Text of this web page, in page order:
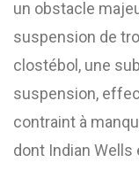
un obstacle
suspension de
clostébol, une
suspension,
contraint à
dont Indian Wells